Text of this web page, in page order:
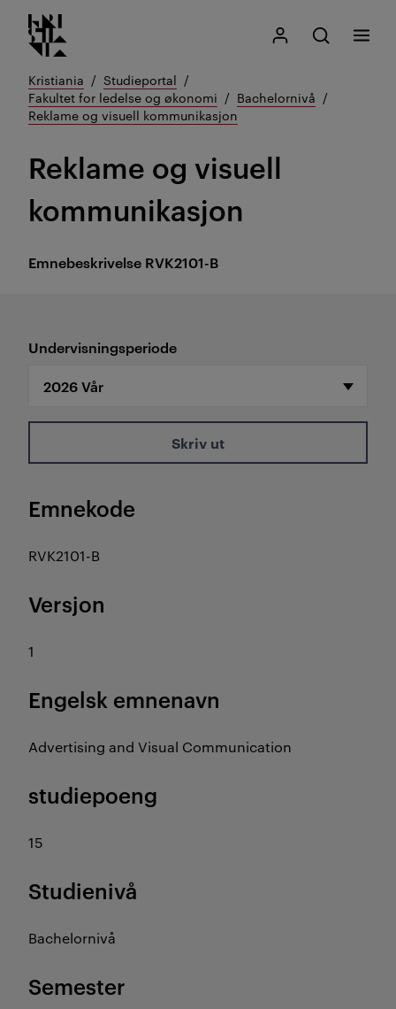
Gå
til
innhold
Kristiania logo
Mitt Kristiania
Åpne søk
Søk
Meny
Kristiania
Studieportal
Fakultet for ledelse og økonomi
Bachelornivå
Reklame og visuell kommunikasjon
Emnebeskrivelse RVK2101-B
Reklame og visuell
kommunikasjon
Undervisningsperiode
Skriv ut
Emnekode
RVK2101-B
Versjon
1
Engelsk emnenavn
Advertising and Visual Communication
studiepoeng
15
Studienivå
Bachelornivå
Semester